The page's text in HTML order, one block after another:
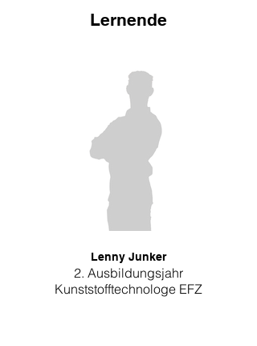
Lernende
Lenny Junker
2. Ausbildungsjahr
Kunststofftechnologe EFZ